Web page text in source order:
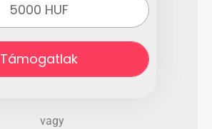
5000 HUF
Támogatlak
vagy